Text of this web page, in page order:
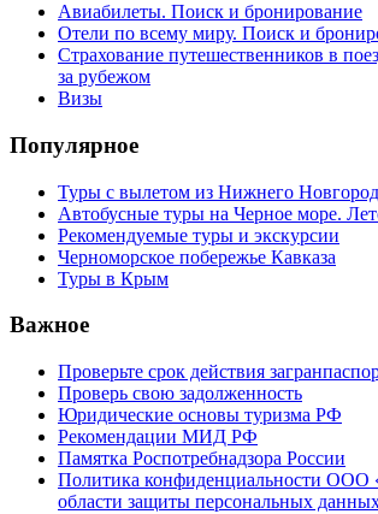
Авиабилеты. Поиск и бронирование
Отели по всему миру. Поиск и
Страхование путешественников в
за рубежом
Визы
Популярное
Туры с вылетом из Нижнего
Автобусные туры на Черное море.
Рекомендуемые туры и экскурсии
Черноморское побережье Кавказа
Туры в Крым
Важное
Проверьте срок действия
Проверь свою задолженность
Юридические основы туризма РФ
Рекомендации МИД РФ
Памятка Роспотребнадзора России
Политика конфиденциальности
области защиты персональных